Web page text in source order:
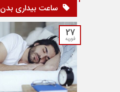
ساعت بیداری بدن
27
فوریه